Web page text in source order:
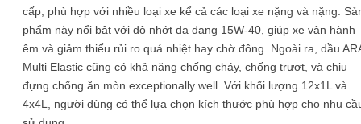
cấp, phù hợp với nhiều loại xe kể cả các loại xe nặng và nặng.
phẩm này nổi bật với độ nhớt đa dạng 15W-40, giúp xe vận hành
êm và giảm thiểu rủi ro quá nhiệt hay chờ đông. Ngoài ra, dầu
Multi Elastic cũng có khả năng chống cháy, chống trượt, và chịu
đựng chống ăn mòn exceptionally well. Với khối lượng 12x1L và
4x4L, người dùng có thể lựa chọn kích thước phù hợp cho nhu